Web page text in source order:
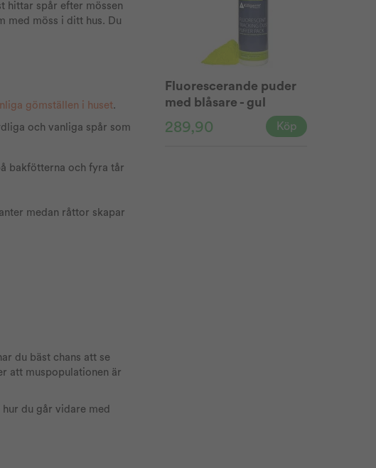
Fluorescerande puder
med blåsare - gul
289,90 Köp
hittar spår efter mössen
med möss i ditt hus. Du
gömställen i huset.
och vanliga spår som
bakfötterna och fyra tår
medan råttor skapar
du bäst chans att se
att muspopulationen är
du går vidare med